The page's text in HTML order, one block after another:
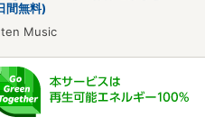
間無料)
Music